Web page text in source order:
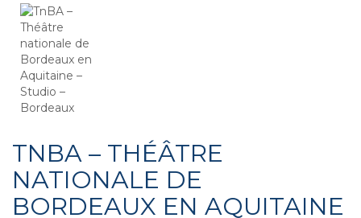
TNBA – THÉÂTRE
NATIONALE DE
BORDEAUX EN AQUITAINE